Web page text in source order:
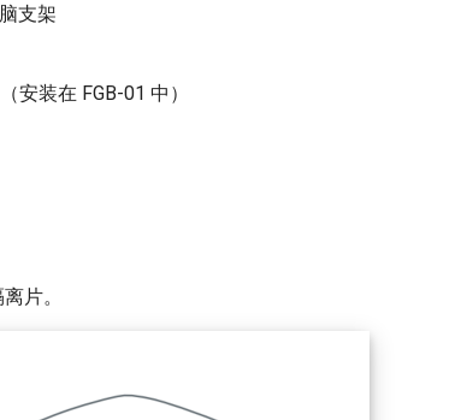
支架
安装在 FGB-01 中）
片。